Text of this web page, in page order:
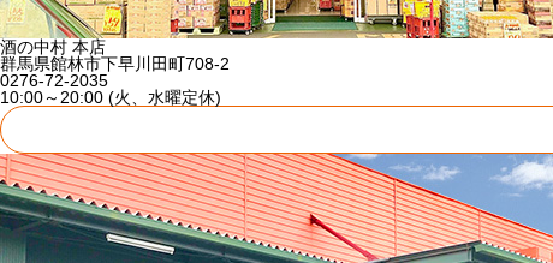
酒の中村 本店
群馬県館林市下早川田町708-2
0276-72-2035
10:00～20:00 (火、水曜定休)